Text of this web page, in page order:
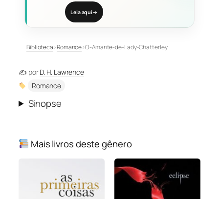
Leia aqui→
Biblioteca›Romance›O-Amante-de-Lady-Chatterley
✍️ porD. H. Lawrence
Romance
Sinopse
Mais livros deste gênero